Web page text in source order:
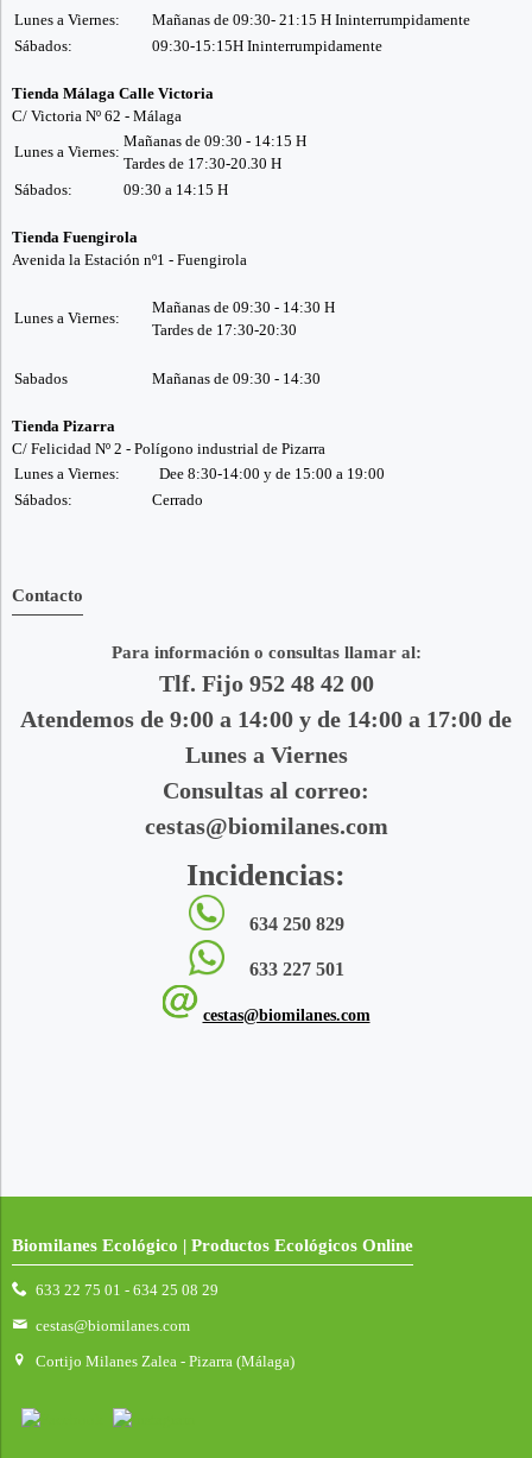
Lunes a Viernes:
Mañanas de 09:30- 21:15 H Ininterrumpidamente
Sábados:
09:30-15:15H Ininterrumpidamente
Tienda Málaga Calle Victoria
C/ Victoria Nº 62 - Málaga
Lunes a Viernes:
Mañanas de 09:30 - 14:15 H
Tardes de 17:30-20.30 H
Sábados:
09:30 a 14:15 H
Tienda Fuengirola
Avenida la Estación nº1 - Fuengirola
Lunes a Viernes:
Mañanas de 09:30 - 14:30 H
Tardes de 17:30-20:30
Sabados Mañanas de 09:30 - 14:30
Tienda Pizarra
C/ Felicidad Nº 2 - Polígono industrial de Pizarra
Lunes a Viernes:
Dee 8:30-14:00 y de 15:00 a 19:00
Sábados:
Cerrado
Contacto
Para información o consultas llamar al:
Tlf. Fijo 952 48 42 00
Atendemos de 9:00 a 14:00 y de 14:00 a 17:00 de
Lunes a Viernes
Consultas al correo:
cestas@biomilanes.com
Incidencias:
634 250 829
633 227 501
cestas@biomilanes.com
Biomilanes Ecológico | Productos Ecológicos Online
633 22 75 01 - 634 25 08 29
cestas@biomilanes.com
Cortijo Milanes Zalea - Pizarra (Málaga)